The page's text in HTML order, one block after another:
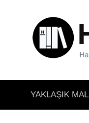
YAKLAŞIK